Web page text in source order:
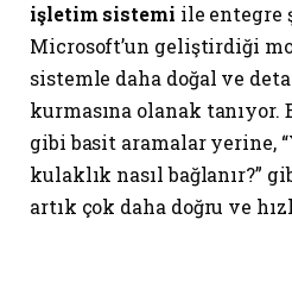
işletim sistemi ile entegre
Microsoft’un geliştirdiği
sistemle daha doğal ve
kurmasına olanak tanıyor.
gibi basit aramalar yerine,
kulaklık nasıl bağlanır?”
artık çok daha doğru ve